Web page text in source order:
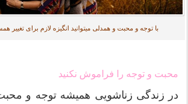
با توجه و محبت و همدلی میتوانید انگیزه لازم برای تغییر
محبت و توجه را فراموش نکنید
در زندگی زناشویی همیشه توجه و محبت